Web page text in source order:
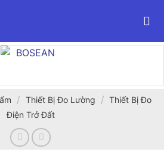
/ Thiết Bị Đo Lường / Thiết Bị Đo
Điện Trở Đất